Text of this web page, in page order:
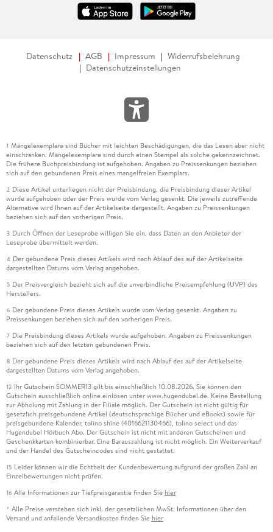
Datenschutz AGB Impressum
Widerrufsbelehrung
Datenschutzeinstellungen
1 Mängelexemplare sind Bücher mit leichten Beschädigungen, die das Lesen aber nicht
einschränken. Mängelexemplare sind durch einen Stempel als solche gekennzeichnet.
Die frühere Buchpreisbindung ist aufgehoben. Angaben zu Preissenkungen beziehen
sich auf den gebundenen Preis eines mangelfreien Exemplars.
2 Diese Artikel unterliegen nicht der Preisbindung, die Preisbindung dieser Artikel
wurde aufgehoben oder der Preis wurde vom Verlag gesenkt. Die jeweils zutreffende
Alternative wird Ihnen auf der Artikelseite dargestellt. Angaben zu Preissenkungen
beziehen sich auf den vorherigen Preis.
3 Durch Öffnen der Leseprobe willigen Sie ein, dass Daten an den Anbieter der
Leseprobe übermittelt werden.
4 Der gebundene Preis dieses Artikels wird nach Ablauf des auf der Artikelseite
dargestellten Datums vom Verlag angehoben.
5 Der Preisvergleich bezieht sich auf die unverbindliche Preisempfehlung (UVP) des
Herstellers.
6 Der gebundene Preis dieses Artikels wurde vom Verlag gesenkt. Angaben zu
Preissenkungen beziehen sich auf den vorherigen Preis.
7 Die Preisbindung dieses Artikels wurde aufgehoben. Angaben zu Preissenkungen
beziehen sich auf den letzten gebundenen Preis.
8 Der gebundene Preis dieses Artikels wird nach Ablauf des auf der Artikelseite
dargestellten Datums vom Verlag angehoben.
12 Ihr Gutschein SOMMER13 gilt bis einschließlich 10.08.2026. Sie können den
Gutschein ausschließlich online einlösen unter www.hugendubel.de. Keine Bestellung
zur Abholung mit Zahlung in der Filiale möglich. Der Gutschein ist nicht gültig für
gesetzlich preisgebundene Artikel (deutschsprachige Bücher und eBooks) sowie für
preisgebundene Kalender, tolino shine (4016621130466), tolino select und das
Hugendubel Hörbuch Abo. Der Gutschein ist nicht mit anderen Gutscheinen und
Geschenkkarten kombinierbar. Eine Barauszahlung ist nicht möglich. Ein Weiterverkauf
und der Handel des Gutscheincodes sind nicht gestattet.
15 Leider können wir die Echtheit der Kundenbewertung aufgrund der großen Zahl an
Einzelbewertungen nicht prüfen.
16 Alle Informationen zur Tiefpreisgarantie finden Sie hier
* Alle Preise verstehen sich inkl. der gesetzlichen MwSt. Informationen über den
Versand und anfallende Versandkosten finden Sie hier